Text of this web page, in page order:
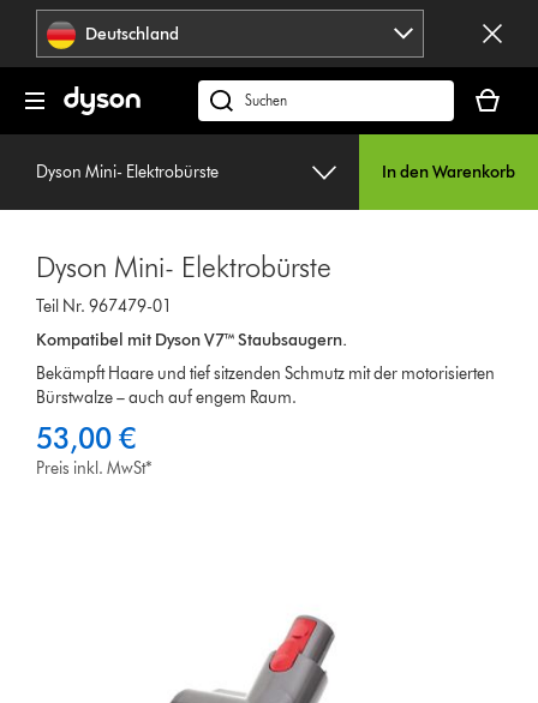
Navigation
überspringenDeutschland
dyson.de
durchsuchen
ist
Dyson Mini- Elektrobürste In den Warenkorb
Dyson Mini- Elektrobürste
Teil Nr. 967479-01
Kompatibel mit Dyson V7™ Staubsaugern.
Bekämpft Haare und tief sitzenden Schmutz mit der motorisierten
Bürstwalze – auch auf engem Raum.
53,00 €
Preis inkl. MwSt*